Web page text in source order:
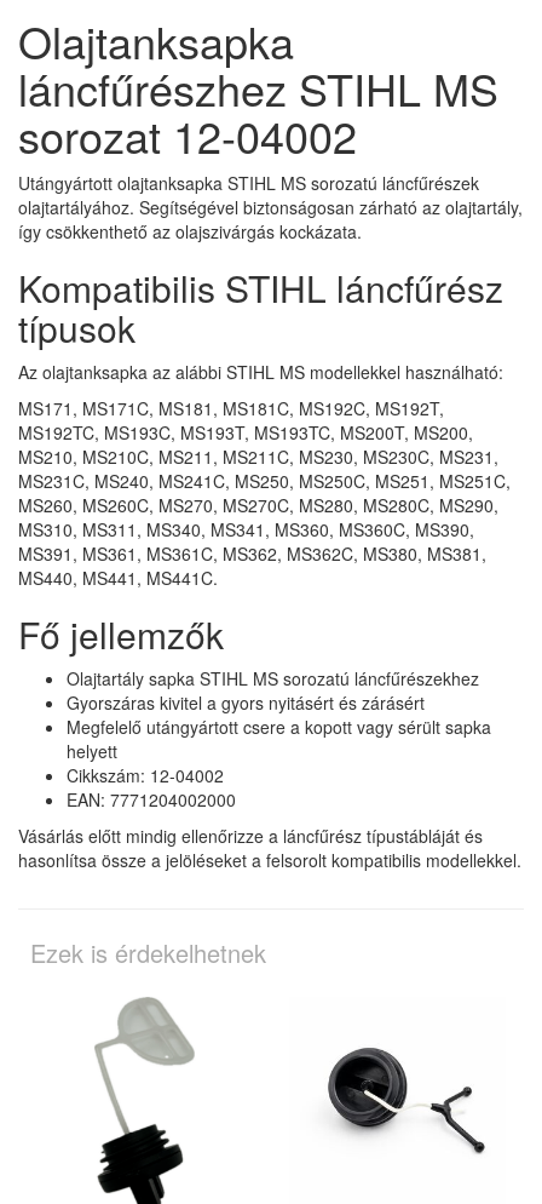
Olajtanksapka
láncfűrészhez STIHL MS
sorozat 12-04002
Utángyártott olajtanksapka STIHL MS sorozatú láncfűrészek
olajtartályához. Segítségével biztonságosan zárható az olajtartály,
így csökkenthető az olajszivárgás kockázata.
Kompatibilis STIHL láncfűrész
típusok
Az olajtanksapka az alábbi STIHL MS modellekkel használható:
MS171, MS171C, MS181, MS181C, MS192C, MS192T,
MS192TC, MS193C, MS193T, MS193TC, MS200T, MS200,
MS210, MS210C, MS211, MS211C, MS230, MS230C, MS231,
MS231C, MS240, MS241C, MS250, MS250C, MS251, MS251C,
MS260, MS260C, MS270, MS270C, MS280, MS280C, MS290,
MS310, MS311, MS340, MS341, MS360, MS360C, MS390,
MS391, MS361, MS361C, MS362, MS362C, MS380, MS381,
MS440, MS441, MS441C.
Fő jellemzők
Olajtartály sapka STIHL MS sorozatú láncfűrészekhez
Gyorszáras kivitel a gyors nyitásért és zárásért
Megfelelő utángyártott csere a kopott vagy sérült sapka
helyett
Cikkszám: 12-04002
EAN: 7771204002000
Vásárlás előtt mindig ellenőrizze a láncfűrész típustábláját és
hasonlítsa össze a jelöléseket a felsorolt kompatibilis modellekkel.
Ezek is érdekelhetnek